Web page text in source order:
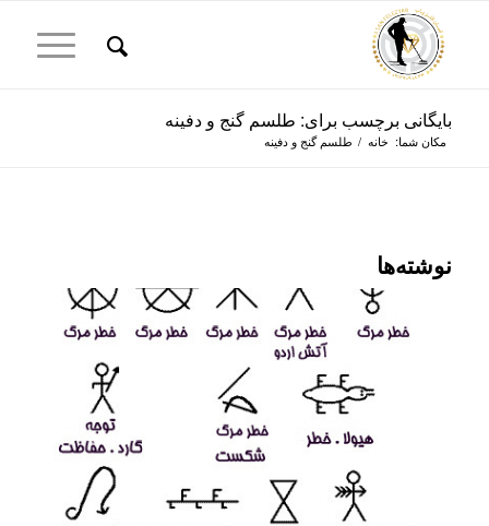
بایگانی برچسب برای: طلسم گنج و دفینه
مکان شما: خانه / طلسم گنج و دفینه
نوشته‌ها